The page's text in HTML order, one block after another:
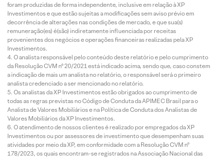
foram produzidas de forma independente, inclusive em relação à XP
Investimentos e que estão sujeitas a modificações sem aviso prévio em
decorrência de alterações nas condições de mercado, e que sua(s)
remuneração(es) é(são) indiretamente influenciada por receitas
provenientes dos negócios e operações financeiras realizadas pela XP
Investimentos.
O analista responsável pelo conteúdo deste relatório e pelo cumprimento
da Resolução CVM nº 20/2021 está indicado acima, sendo que, caso constem
a indicação de mais um analista no relatório, o responsável será o primeiro
analista credenciado a ser mencionado no relatório.
Os analistas da XP Investimentos estão obrigados ao cumprimento de
todas as regras previstas no Código de Conduta da APIMEC Brasil para o
Analista de Valores Mobiliários e na Política de Conduta dos Analistas de
Valores Mobiliários da XP Investimentos.
O atendimento de nossos clientes é realizado por empregados da XP
Investimentos ou por assessores de investimento que desempenham suas
atividades por meio da XP, em conformidade com a Resolução CVM nº
178/2023, os quais encontram-se registrados na Associação Nacional das